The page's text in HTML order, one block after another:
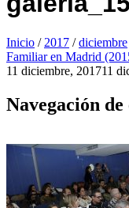
Inicio / 2017 / diciembre
Familiar en Madrid
11 diciembre, 201711
Navegación